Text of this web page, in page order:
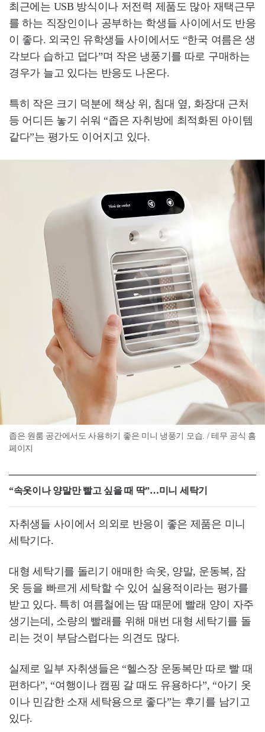
최근에는 USB 방식이나 저전력 제품도 많아 재택근무
를 하는 직장인이나 공부하는 학생들 사이에서도 반응
이 좋다. 외국인 유학생들 사이에서도 “한국 여름은 생
각보다 습하고 덥다”며 작은 냉풍기를 따로 구매하는
경우가 늘고 있다는 반응도 나온다.
특히 작은 크기 덕분에 책상 위, 침대 옆, 화장대 근처
등 어디든 놓기 쉬워 “좁은 자취방에 최적화된 아이템
같다”는 평가도 이어지고 있다.
좁은 원룸 공간에서도 사용하기 좋은 미니 냉풍기 모습. / 테무 공식 홈
페이지
“속옷이나 양말만 빨고 싶을 때 딱”…미니 세탁기
자취생들 사이에서 의외로 반응이 좋은 제품은 미니
세탁기다.
대형 세탁기를 돌리기 애매한 속옷, 양말, 운동복, 잠
옷 등을 빠르게 세탁할 수 있어 실용적이라는 평가를
받고 있다. 특히 여름철에는 땀 때문에 빨래 양이 자주
생기는데, 소량의 빨래를 위해 매번 대형 세탁기를 돌
리는 것이 부담스럽다는 의견도 많다.
실제로 일부 자취생들은 “헬스장 운동복만 따로 빨 때
편하다”, “여행이나 캠핑 갈 때도 유용하다”, “아기 옷
이나 민감한 소재 세탁용으로 좋다”는 후기를 남기고
있다.